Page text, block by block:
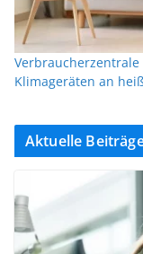
Verbraucherzentrale
Klimageräten an
Aktuelle